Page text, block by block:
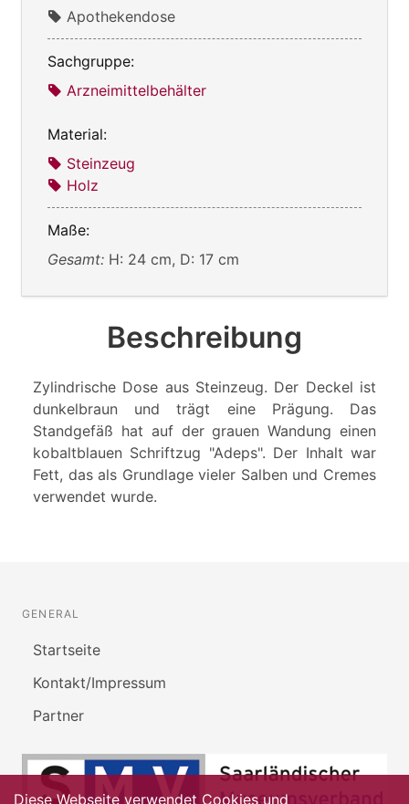
Apothekendose
Sachgruppe:
Arzneimittelbehälter
Material:
Steinzeug
Holz
Maße:
Gesamt: H: 24 cm, D: 17 cm
Beschreibung
Zylindrische Dose aus Steinzeug. Der Deckel ist
dunkelbraun und trägt eine Prägung. Das
Standgefäß hat auf der grauen Wandung einen
kobaltblauen Schriftzug "Adeps". Der Inhalt war
Fett, das als Grundlage vieler Salben und Cremes
verwendet wurde.
GENERAL
Startseite
Kontakt/Impressum
Partner
Diese Webseite verwendet Cookies und